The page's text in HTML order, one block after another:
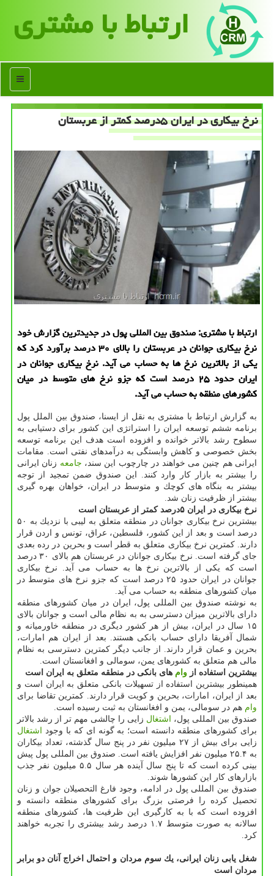
ارتباط با مشتری
منو
نرخ بیكاری در ایران ۵درصد كمتر از عربستان
ارتباط با مشتری: صندوق بین المللی پول در جدیدترین گزارش خود
نرخ بیكاری جوانان در عربستان را بالای ۳۰ درصد برآورد كرد كه
یكی از بالاترین نرخ ها به حساب می آید. نرخ بیكاری جوانان در
ایران حدود ۲۵ درصد است كه جزو نرخ های متوسط در میان
كشورهای منطقه به حساب می آید.
به گزارش ارتباط با مشتری به نقل از ایسنا، صندوق بین الملل پول
برنامه ششم توسعه ایران را استراتژی این كشور برای دستیابی به
سطوح رشد بالاتر خوانده و افزوده است هدف این برنامه توسعه
بخش خصوصی و كاهش وابستگی به درآمدهای نفتی است. مقامات
ایرانی هم چنین می خواهند در چارچوب این سند، جامعه زنان ایرانی
را بیشتر به بازار كار وارد كنند. این صندوق ضمن تمجید از توجه
بیشتر به بنگاه های كوچك و متوسط در ایران، خواهان بهره گیری
بیشتر از ظرفیت زنان شد.
نرخ بیكاری در ایران ۵درصد كمتر از عربستان است
بیشترین نرخ بیكاری جوانان در منطقه متعلق به لیبی با نزدیك به ۵۰
درصد است و بعد از این كشور، فلسطین، عراق، تونس و اردن قرار
دارند. كمترین نرخ بیكاری متعلق به قطر است و بحرین در رده بعدی
جای گرفته است. نرخ بیكاری جوانان در عربستان هم بالای ۳۰ درصد
است كه یكی از بالاترین نرخ ها به حساب می آید. نرخ بیكاری
جوانان در ایران حدود ۲۵ درصد است كه جزو نرخ های متوسط در
میان كشورهای منطقه به حساب می آید.
به نوشته صندوق بین المللی پول، ایران در میان كشورهای منطقه
دارای بالاترین میزان دسترسی به به نظام مالی است و جوانان بالای
۱۵ سال در ایران، بیش از هر كشور دیگری در منطقه خاورمیانه و
شمال آفریقا دارای حساب بانكی هستند. بعد از ایران هم امارات،
بحرین و عمان قرار دارند. از جانب دیگر كمترین دسترسی به نظام
مالی هم متعلق به كشورهای یمن، سومالی و افغانستان است.
بیشترین استفاده از وام های بانكی در منطقه متعلق به ایران است
همینطور بیشترین استفاده از تسهیلات بانكی متعلق به ایران است و
بعد از ایران، امارات، بحرین و كویت قرار دارند. كمترین تقاضا برای
وام هم در سومالی، یمن و افغانستان به ثبت رسیده است.
صندوق بین المللی پول،
اشتغال زایی را چالشی مهم تر از رشد بالاتر
برای كشورهای منطقه دانسته است؛ به گونه ای كه با وجود
اشتغال
زایی برای بیش از ۲۷ میلیون نفر در پنج سال گذشته، تعداد بیكاران
به ۲۵.۴ میلیون نفر افزایش یافته است. صندوق بین المللی پول پیش
بینی كرده است كه تا پنج سال آینده هر سال ۵.۵ میلیون نفر جذب
بازارهای كار این كشورها شوند.
صندوق بین المللی پول در ادامه، وجود فارغ التحصیلان جوان و زنان
تحصیل كرده را فرصتی بزرگ برای كشورهای منطقه دانسته و
افزوده است كه با به كارگیری این ظرفیت ها، كشورهای منطقه
سالانه به صورت متوسط ۱.۷ درصد رشد بیشتری را تجربه خواهند
كرد.
شغل یابی زنان ایرانی، یك سوم مردان و احتمال اخراج آنان دو برابر
مردان است